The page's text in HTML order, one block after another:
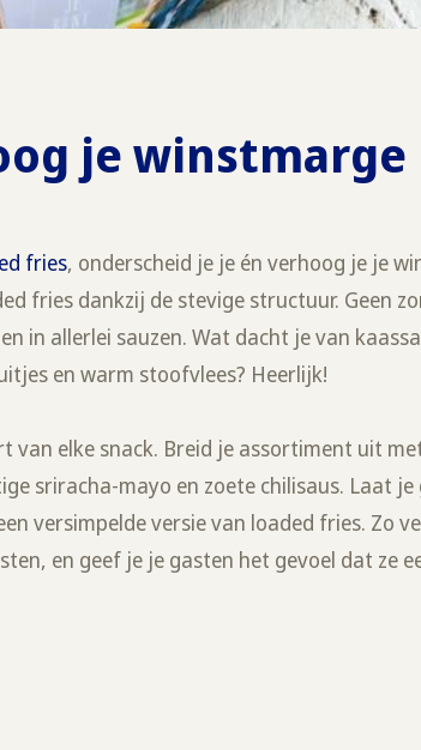
je
fries, onderscheid je je én verhoog je je
fries dankzij de stevige structuur. Geen
in allerlei sauzen. Wat dacht je van
en warm stoofvlees? Heerlijk!
van elke snack. Breid je assortiment uit
sriracha-mayo en zoete chilisaus. Laat
versimpelde versie van loaded fries. Zo
en geef je je gasten het gevoel dat ze